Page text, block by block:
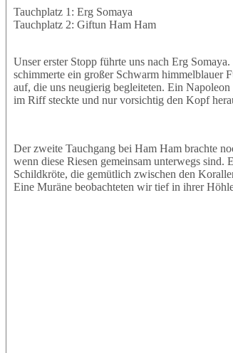
Tauchplatz 1: Erg Somaya
Tauchplatz 2: Giftun Ham Ham
Unser erster Stopp führte uns nach Erg
schimmerte ein großer Schwarm himmelblauer
auf, die uns neugierig begleiteten. Ein
im Riff steckte und nur vorsichtig den Kopf
Der zweite Tauchgang bei Ham Ham brachte
wenn diese Riesen gemeinsam unterwegs
Schildkröte, die gemütlich zwischen den
Eine Muräne beobachteten wir tief in ihrer